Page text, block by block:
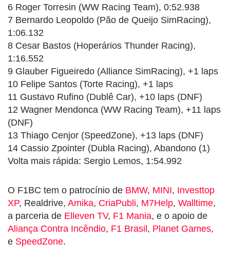
6 Roger Torresin (WW Racing Team), 0:52.938
7 Bernardo Leopoldo (Pão de Queijo SimRacing),
1:06.132
8 Cesar Bastos (Hoperários Thunder Racing),
1:16.552
9 Glauber Figueiredo (Alliance SimRacing), +1 laps
10 Felipe Santos (Torte Racing), +1 laps
11 Gustavo Rufino (Dublê Car), +10 laps (DNF)
12 Wagner Mendonca (WW Racing Team), +11 laps
(DNF)
13 Thiago Cenjor (SpeedZone), +13 laps (DNF)
14 Cassio Zpointer (Dubla Racing), Abandono (1)
Volta mais rápida: Sergio Lemos, 1:54.992
O F1BC tem o patrocínio de BMW, MINI, Investtop
XP, Realdrive, Amika, CriaPubli, M7Help, Walltime,
a parceria de Elleven TV, F1 Mania, e o apoio de
Aliança Contra Incêndio, F1 Brasil, Planet Games,
e SpeedZone.